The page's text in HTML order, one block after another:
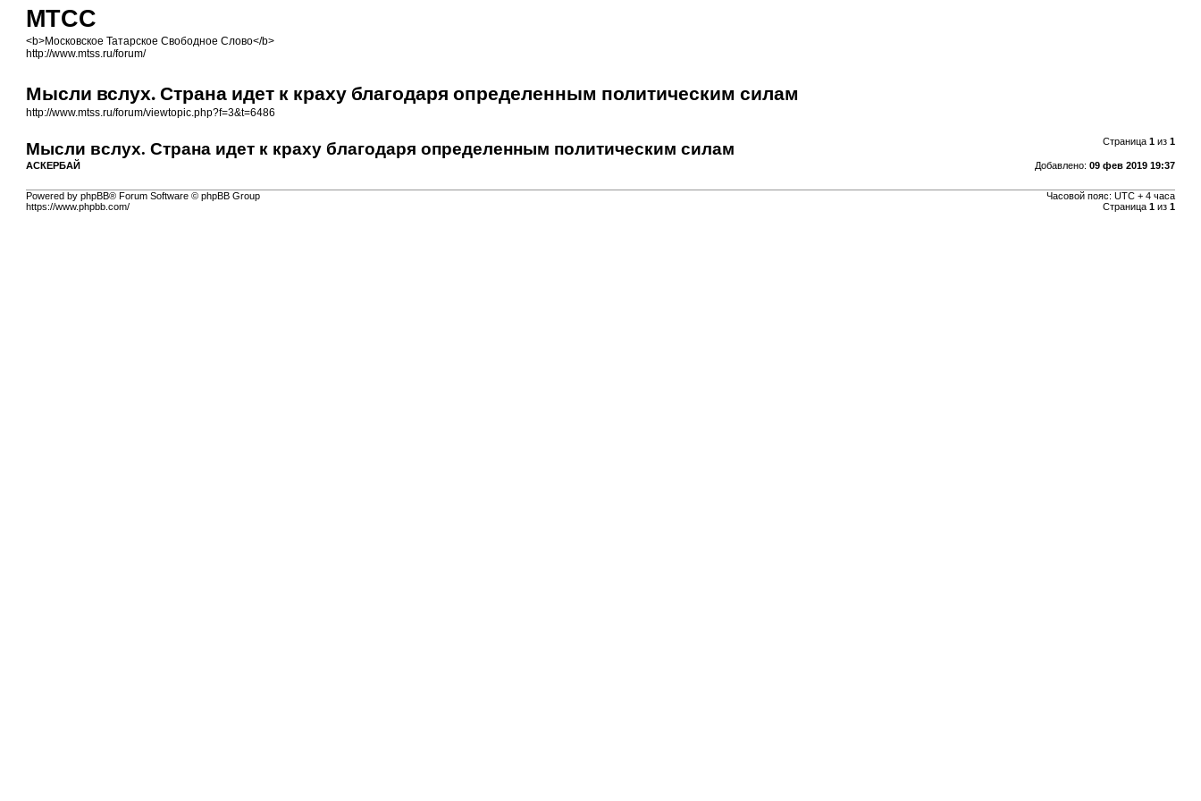
МТСС
<b>Московское Татарское Свободное Слово</b>
http://www.mtss.ru/forum/
Мысли вслух. Страна идет к краху благодаря определенным политическим силам
http://www.mtss.ru/forum/viewtopic.php?f=3&t=6486
Страница 1из 1
Мысли вслух. Страна идет к краху благодаря определенным политическим силам
Добавлено: 09 фев 2019 19:37
АСКЕРБАЙ
Часовой пояс: UTC + 4 часа
Страница 1из 1
Powered by phpBB® Forum Software © phpBB Group
https://www.phpbb.com/